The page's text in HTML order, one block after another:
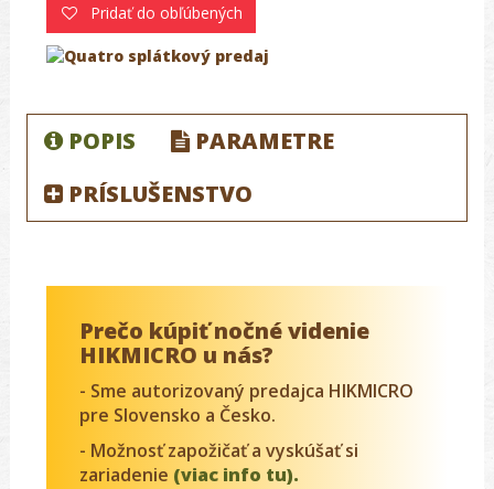
Pridať do obľúbených
POPIS
PARAMETRE
PRÍSLUŠENSTVO
Prečo kúpiť nočné videnie
HIKMICRO u nás?
- Sme autorizovaný predajca HIKMICRO
pre Slovensko a Česko.
- Možnosť zapožičať a vyskúšať si
zariadenie (viac info tu).